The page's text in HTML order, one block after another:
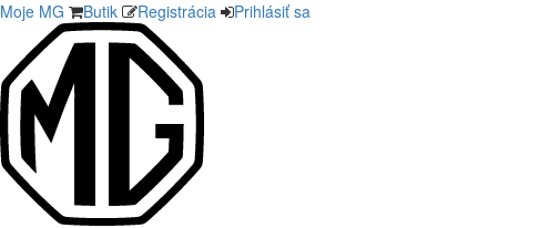
Moje MG Butik Registrácia Prihlásiť sa